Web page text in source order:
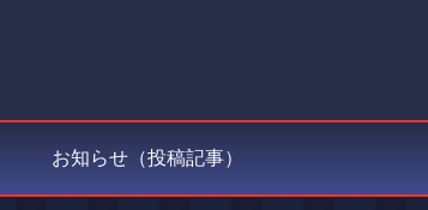
お知らせ（投稿記事）